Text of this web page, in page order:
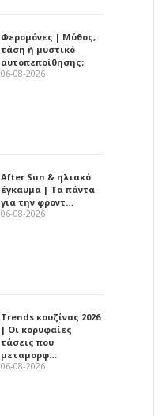
Φερομόνες | Μύθος,
τάση ή μυστικό
αυτοπεποίθησης;
06-08-2026
After Sun & ηλιακό
έγκαυμα | Τα πάντα
για την φροντ…
06-08-2026
Trends κουζίνας 2026
| Οι κορυφαίες
τάσεις που
μεταμορφ…
06-08-2026